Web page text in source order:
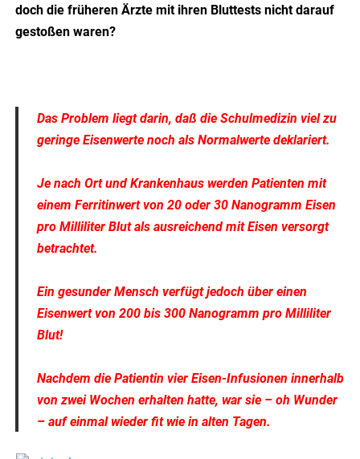
doch die früheren Ärzte mit ihren Bluttests nicht darauf
gestoßen waren?
Das Problem liegt darin, daß die Schulmedizin viel zu
geringe Eisenwerte noch als Normalwerte deklariert.
Je nach Ort und Krankenhaus werden Patienten mit
einem Ferritinwert von 20 oder 30 Nanogramm Eisen
pro Milliliter Blut als ausreichend mit Eisen versorgt
betrachtet.
Ein gesunder Mensch verfügt jedoch über einen
Eisenwert von 200 bis 300 Nanogramm pro Milliliter
Blut!
Nachdem die Patientin vier Eisen-Infusionen innerhalb
von zwei Wochen erhalten hatte, war sie – oh Wunder
– auf einmal wieder fit wie in alten Tagen.